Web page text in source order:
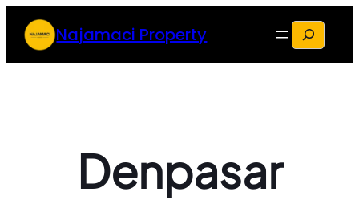
content
Najamaci Property
S
e
a
Denpasar